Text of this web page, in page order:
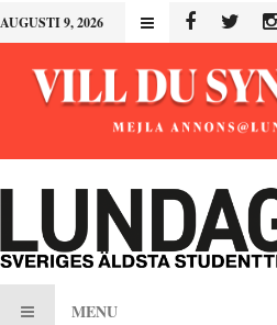
AUGUSTI 9, 2026
MENU